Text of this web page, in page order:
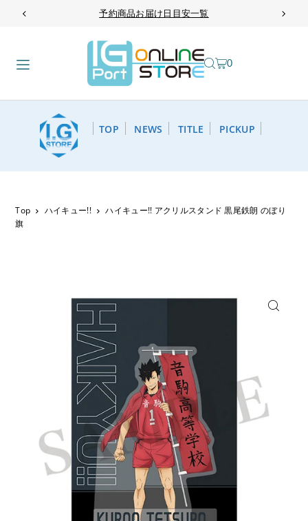
TRANSLATION MISSING: JA.ACCESSIBILITY.SKIP_TO_TEXT
予約商品お届け日目安一覧
0
TOP NEWS TITLE PICKUP
Top ハイキュー!!
ハイキュー!! アクリルスタンド 黒尾鉄朗 のぼり
旗